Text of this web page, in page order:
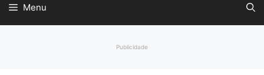
Menu
Publicidade